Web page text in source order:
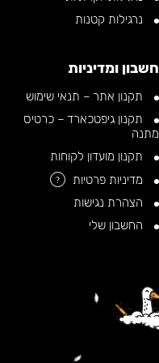
נרגילות קטנות
חשבון ומדיניות
תקנון אתר – תנאי שימוש
תקנון גיפטכארד – כרטיס
מתנה
תקנון מועדון לקוחות
מדיניות פרטיות
?
הצהרת נגישות
החשבון שלי